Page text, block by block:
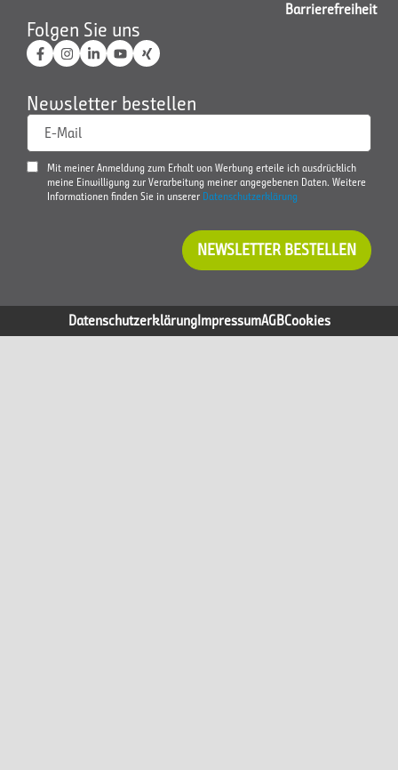
Barrierefreiheit
Folgen Sie uns
Newsletter bestellen
E-Mail
Mit meiner Anmeldung zum Erhalt von Werbung erteile ich ausdrücklich
meine Einwilligung zur Verarbeitung meiner angegebenen Daten. Weitere
Informationen finden Sie in unserer Datenschutzerklärung
NEWSLETTER BESTELLEN
DatenschutzerklärungImpressumAGBCookies